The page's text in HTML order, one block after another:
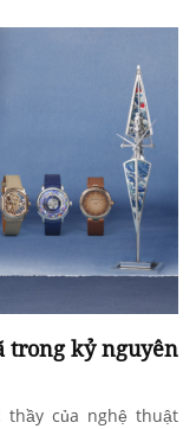
trong kỷ nguyên
thầy của nghệ thuật